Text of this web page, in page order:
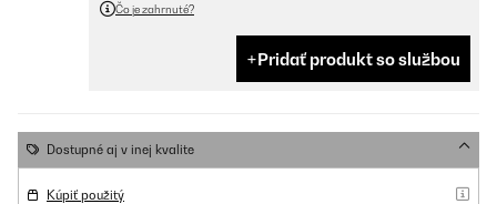
Čo je zahrnuté?
Pridať produkt so službou
Dostupné aj v inej kvalite
Kúpiť použitý